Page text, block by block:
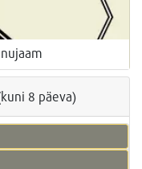
8 päeva)